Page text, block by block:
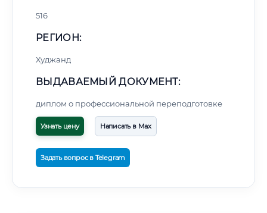
516
РЕГИОН:
Худжанд
ВЫДАВАЕМЫЙ ДОКУМЕНТ:
диплом о профессиональной переподготовке
Узнать цену Написать в Max
Задать вопрос в Telegram